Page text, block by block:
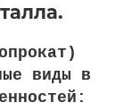
виды в